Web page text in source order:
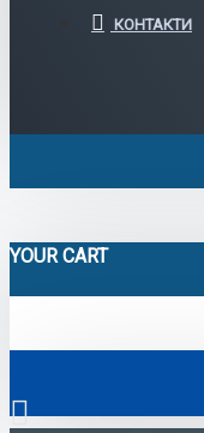
КОНТАКТИ
YOUR CART